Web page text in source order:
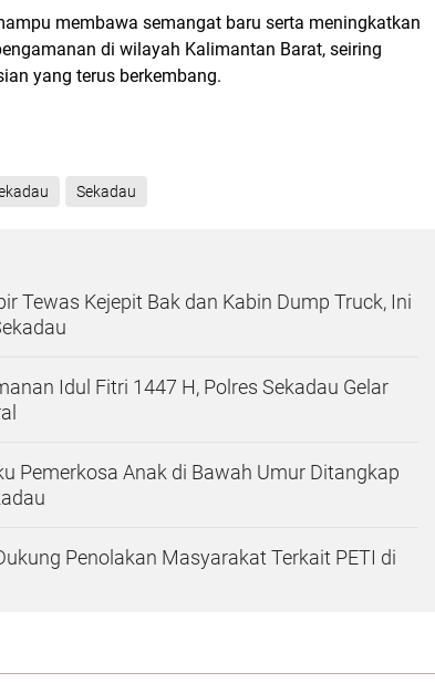
membawa semangat baru serta meningkatkan
di wilayah Kalimantan Barat, seiring
yang terus berkembang.
Sekadau
Tewas Kejepit Bak dan Kabin Dump Truck, Ini
Idul Fitri 1447 H, Polres Sekadau Gelar
Pemerkosa Anak di Bawah Umur Ditangkap
Penolakan Masyarakat Terkait PETI di